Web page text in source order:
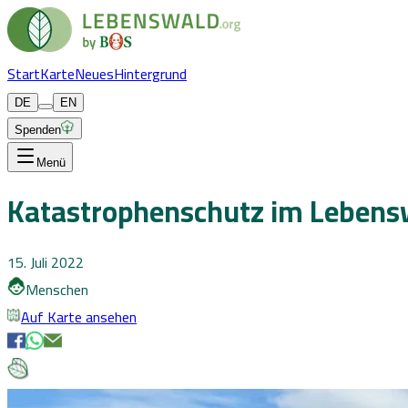
StartKarteNeuesHintergrund
DE
EN
Spenden
Menü
Katastrophenschutz im
15. Juli 2022
Menschen
Auf Karte ansehen